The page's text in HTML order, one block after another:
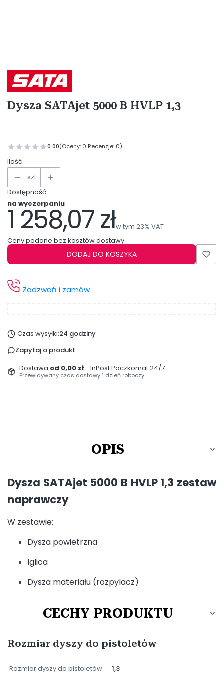
Etykiety
Dysza SATAjet 5000 B HVLP 1,3
0.00(Oceny: 0 Recenzje: 0)
Ilość
szt.
Dostępność:
na wyczerpaniu
Cena
1 258,07 złw tym 23% VAT
w tym 23% VAT
Ceny podane bez kosztów dostawy.
DODAJ DO KOSZYKA
Zadzwoń i zamów
Czas wysyłki:24 godziny
Zapytaj o produkt
Dostawa od 0,00 zł- InPost Paczkomat 24/7
Przewidywany czas dostawy 1 dzień roboczy.
OPIS
Dysza SATAjet 5000 B HVLP 1,3 zestaw
naprawczy
W zestawie:
Dysza powietrzna
Iglica
Dysza materiału (rozpylacz)
CECHY PRODUKTU
Rozmiar dyszy do pistoletów
Rozmiar dyszy do pistoletów 1,3